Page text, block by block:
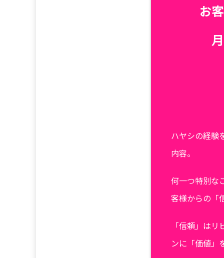
お
ハヤシの経験
内容。
何一つ特別な
客様からの「
「信頼」は
ンに「価値」